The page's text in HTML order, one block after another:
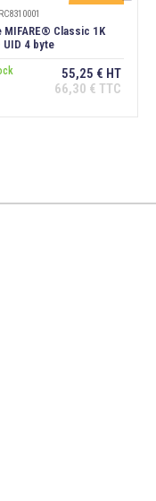
MIFARE® Classic 1K
UID 4 byte
55,25 € HT
66,30 € TTC